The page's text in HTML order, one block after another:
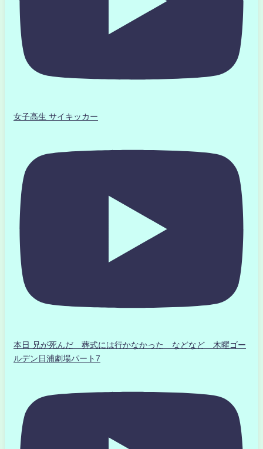
女子高生 サイキッカー
本日 兄が死んだ 葬式には行かなかった などなど 木曜ゴー
ルデン日浦劇場パート7